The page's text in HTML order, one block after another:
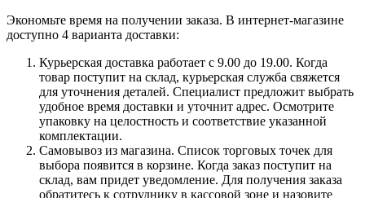
Экономьте время на получении заказа. В интернет-магазине
доступно 4 варианта доставки:
Курьерская доставка работает с 9.00 до 19.00. Когда
товар поступит на склад, курьерская служба свяжется
для уточнения деталей. Специалист предложит выбрать
удобное время доставки и уточнит адрес. Осмотрите
упаковку на целостность и соответствие указанной
комплектации.
Самовывоз из магазина. Список торговых точек для
выбора появится в корзине. Когда заказ поступит на
склад, вам придет уведомление. Для получения заказа
обратитесь к сотруднику в кассовой зоне и назовите